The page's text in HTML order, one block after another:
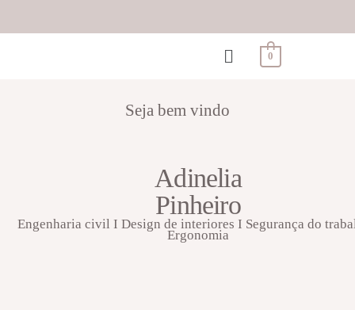
0
Seja bem vindo
Adinelia
Pinheiro
Engenharia civil I Design de interiores I Segurança do
Ergonomia